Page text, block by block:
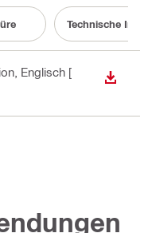
Technische
, Englisch [